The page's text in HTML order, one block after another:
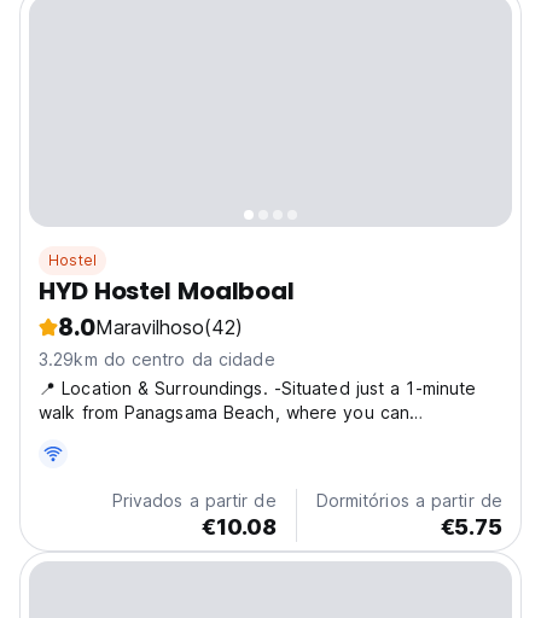
Hostel
HYD Hostel Moalboal
8.0Maravilhoso(42)
3.29km do centro da cidade
📍 Location & Surroundings. -Situated just a 1-minute
walk from Panagsama Beach, where you can
by vehicle from Moalboal town center and the main
bus station, and a similar distance to White Beach -
Privados a partir de
€10.08
Dormitórios a partir de
€5.75